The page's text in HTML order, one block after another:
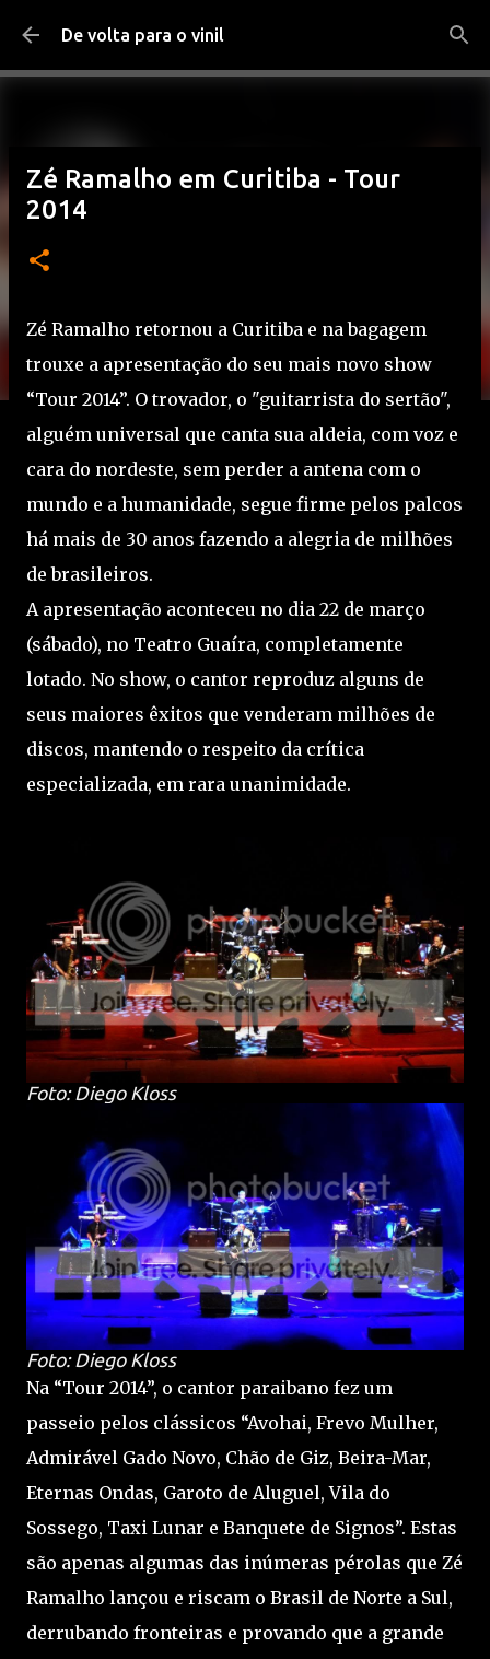
Pular para o conteúdo principal
De volta para o vinil
Zé Ramalho em Curitiba - Tour
2014
Zé Ramalho retornou a Curitiba e na bagagem
trouxe a apresentação do seu mais novo show
“Tour 2014”. O trovador, o "guitarrista do sertão",
alguém universal que canta sua aldeia, com voz e
cara do nordeste, sem perder a antena com o
mundo e a humanidade, segue firme pelos palcos
há mais de 30 anos fazendo a alegria de milhões
de brasileiros.
A apresentação aconteceu no dia 22 de março
(sábado), no Teatro Guaíra, completamente
lotado. No show, o cantor reproduz alguns de
seus maiores êxitos que venderam milhões de
discos, mantendo o respeito da crítica
especializada, em rara unanimidade.
Foto: Diego Kloss
Foto: Diego Kloss
Na “Tour 2014”, o cantor paraibano fez um
passeio pelos clássicos “Avohai, Frevo Mulher,
Admirável Gado Novo, Chão de Giz, Beira-Mar,
Eternas Ondas, Garoto de Aluguel, Vila do
Sossego, Taxi Lunar e Banquete de Signos”. Estas
são apenas algumas das inúmeras pérolas que Zé
Ramalho lançou e riscam o Brasil de Norte a Sul,
derrubando fronteiras e provando que a grande